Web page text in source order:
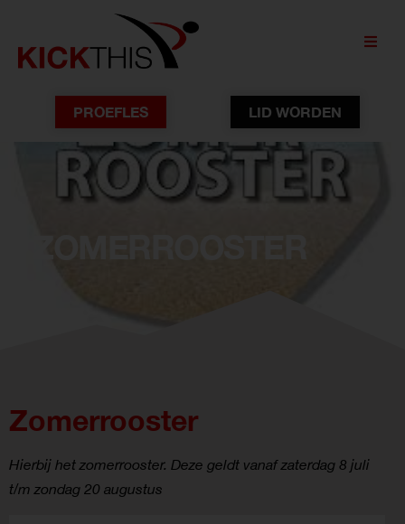
PROEFLES LID WORDEN
Zomerrooster
Hierbij het zomerrooster. Deze geldt vanaf zaterdag 8 juli
t/m zondag 20 augustus